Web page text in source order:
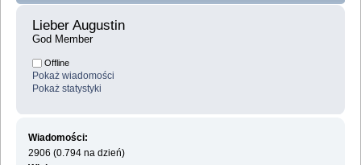
Lieber Augustin
God Member
Offline
Pokaż wiadomości
Pokaż statystyki
Wiadomości:
2906 (0.794 na dzień)